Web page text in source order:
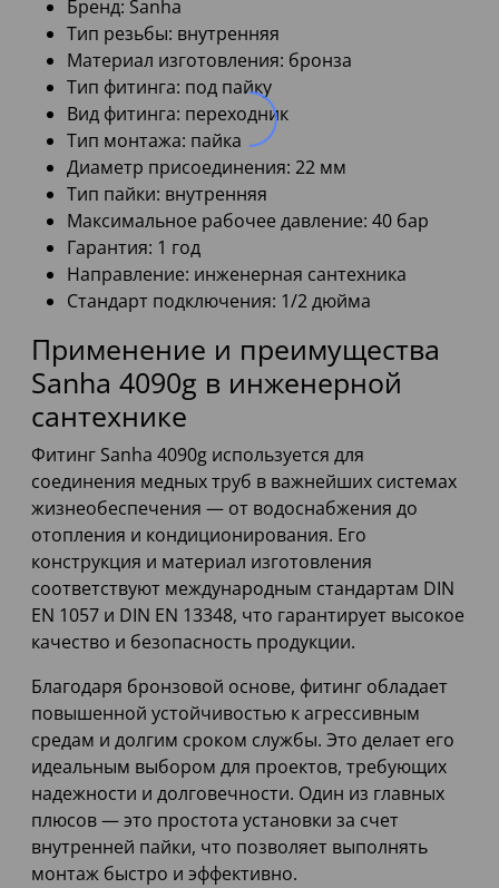
Бренд: Sanha
Тип резьбы: внутренняя
Материал изготовления: бронза
Тип фитинга: под пайку
Вид фитинга: переходник
Тип монтажа: пайка
Диаметр присоединения: 22 мм
Тип пайки: внутренняя
Максимальное рабочее давление: 40 бар
Гарантия: 1 год
Направление: инженерная сантехника
Стандарт подключения: 1/2 дюйма
Применение и преимущества
Sanha 4090g в инженерной
сантехнике
Фитинг Sanha 4090g используется для
соединения медных труб в важнейших системах
жизнеобеспечения — от водоснабжения до
отопления и кондиционирования. Его
конструкция и материал изготовления
соответствуют международным стандартам DIN
EN 1057 и DIN EN 13348, что гарантирует высокое
качество и безопасность продукции.
Благодаря бронзовой основе, фитинг обладает
повышенной устойчивостью к агрессивным
средам и долгим сроком службы. Это делает его
идеальным выбором для проектов, требующих
надежности и долговечности. Один из главных
плюсов — это простота установки за счет
внутренней пайки, что позволяет выполнять
монтаж быстро и эффективно.